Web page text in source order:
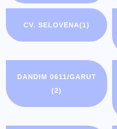
CV. SELOVENA(1)
DANDIM 0611/GARUT
(2)